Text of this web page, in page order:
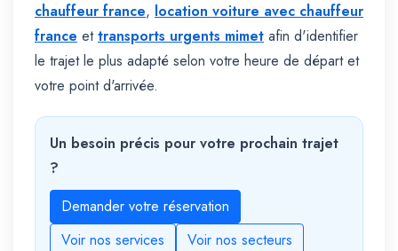
chauffeur france, location voiture avec chauffeur
france ettransports urgents mimet afin d'identifier
le trajet le plus adapté selon votre heure de départ et
votre point d'arrivée.
Un besoin précis pour votre prochain trajet
?
Demander votre réservation
Voir nos services
Voir nos secteurs